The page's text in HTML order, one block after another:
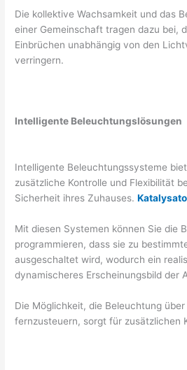
Die kollektive Wachsamkeit und das
einer Gemeinschaft tragen dazu bei,
Einbrüchen unabhängig von den
verringern.
Intelligente Beleuchtungslösungen
Intelligente Beleuchtungssysteme
zusätzliche Kontrolle und Flexibilität
Sicherheit ihres Zuhauses.
Mit diesen Systemen können Sie die
programmieren, dass sie zu
ausgeschaltet wird, wodurch ein
dynamischeres Erscheinungsbild der
Die Möglichkeit, die Beleuchtung
fernzusteuern, sorgt für zusätzlichen